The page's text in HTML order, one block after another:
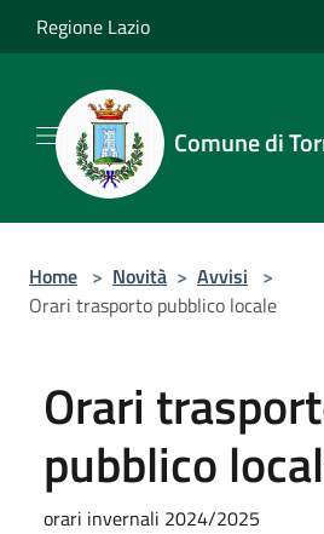
Salta al contenuto principale
Regione Lazio
Comune di
Home > Novità > Avvisi >
Orari trasporto pubblico locale
Orari
pubblico
orari invernali 2024/2025